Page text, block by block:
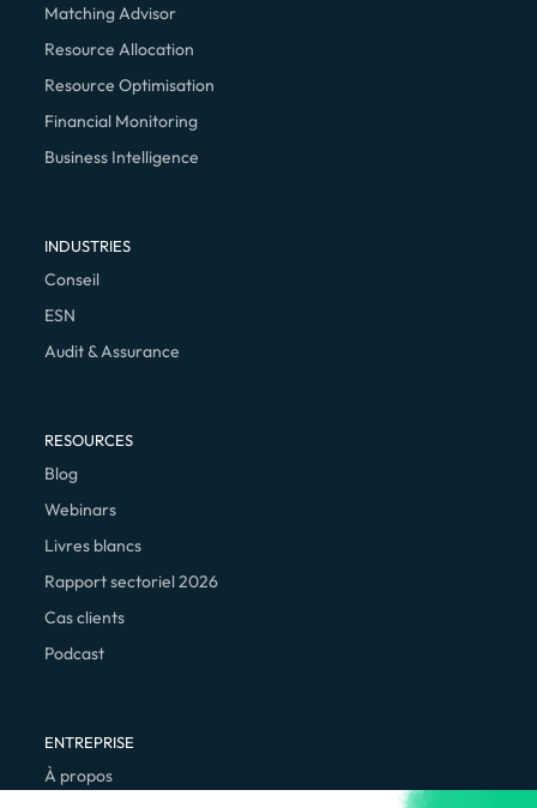
Matching Advisor
Resource Allocation
Resource Optimisation
Financial Monitoring
Business Intelligence
INDUSTRIES
Conseil
ESN
Audit & Assurance
RESOURCES
Blog
Webinars
Livres blancs
Rapport sectoriel 2026
Cas clients
Podcast
ENTREPRISE
À propos